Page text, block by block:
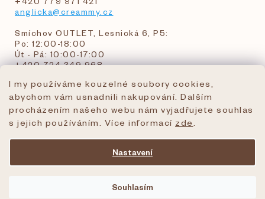
I my používáme kouzelné soubory cookies,
abychom vám usnadnili nakupování. Dalším
procházením našeho webu nám vyjadřujete souhlas
s jejich používáním. Více informací zde
Nastavení
Souhlasím
anglicka@creammy.cz
Smíchov OUTLET, Lesnická 6, P5:
Po: 12:00-18:00
Út - Pá: 10:00-17:00
+420 724 349 968
objednavky@creammy.cz
tel:+420 724 349 968
creammy.cz